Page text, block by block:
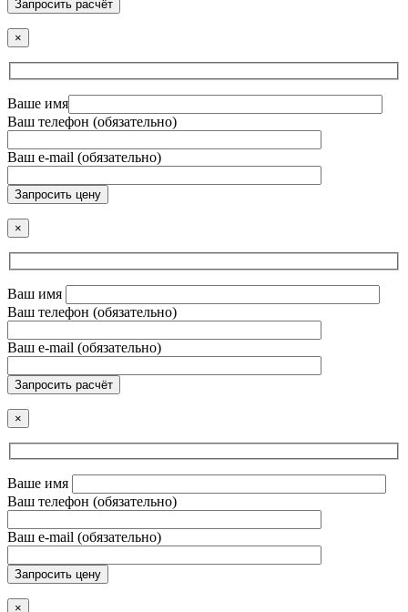
Запросить расчёт
×
Ваше имя
Ваш телефон (обязательно)
Ваш e-mail (обязательно)
Запросить цену
×
Ваш имя
Ваш телефон (обязательно)
Ваш e-mail (обязательно)
Запросить расчёт
×
Ваше имя
Ваш телефон (обязательно)
Ваш e-mail (обязательно)
Запросить цену
×